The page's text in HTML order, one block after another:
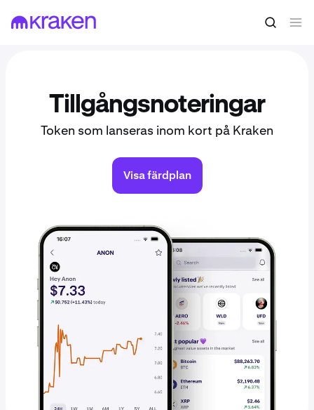
Tillgångsnoteringar
Token som lanseras inom kort på Kraken
Visa färdplan